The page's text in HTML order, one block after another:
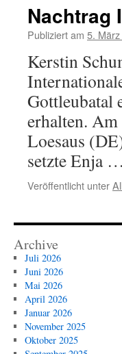
Nachtrag
Publiziert am 5.
Kerstin
Gottleubatal
erhalten.
Loesaus
setzte Enja …
Veröffentlicht unter
Archive
Juli 2026
Juni 2026
Mai 2026
April 2026
Januar 2026
November 2025
Oktober 2025